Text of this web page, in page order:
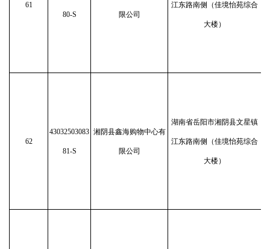
61
80-S 限公司
江东路南侧（佳境怡苑综合
大楼）
62
43032503083
81-S
湘阴县鑫海购物中心有
限公司
湖南省岳阳市湘阴县文星镇
江东路南侧（佳境怡苑综合
大楼）